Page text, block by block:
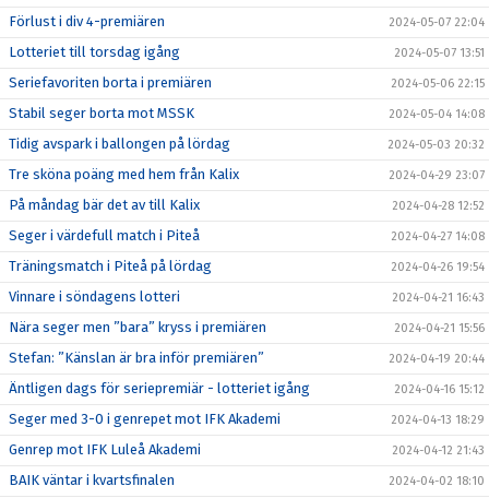
Förlust i div 4-premiären 2024-05-07 22:04
Lotteriet till torsdag igång 2024-05-07 13:51
Seriefavoriten borta i premiären 2024-05-06 22:15
Stabil seger borta mot MSSK 2024-05-04 14:08
Tidig avspark i ballongen på lördag 2024-05-03 20:32
Tre sköna poäng med hem från Kalix 2024-04-29 23:07
På måndag bär det av till Kalix 2024-04-28 12:52
Seger i värdefull match i Piteå 2024-04-27 14:08
Träningsmatch i Piteå på lördag 2024-04-26 19:54
Vinnare i söndagens lotteri 2024-04-21 16:43
Nära seger men ”bara” kryss i premiären 2024-04-21 15:56
Stefan: ”Känslan är bra inför premiären” 2024-04-19 20:44
Äntligen dags för seriepremiär - lotteriet igång 2024-04-16 15:12
Seger med 3-0 i genrepet mot IFK Akademi 2024-04-13 18:29
Genrep mot IFK Luleå Akademi 2024-04-12 21:43
BAIK väntar i kvartsfinalen 2024-04-02 18:10